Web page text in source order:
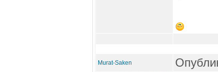
Murat-Saken